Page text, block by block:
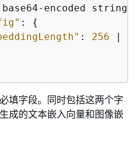
encoded string,
: {
: 256 |
填字段。同时包括这两个字
成的文本嵌入向量和图像嵌